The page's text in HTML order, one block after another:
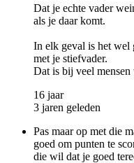
Dat je echte vader
als je daar komt.
In elk geval is het wel
met je stiefvader.
Dat is bij veel mensen
16 jaar
3 jaren geleden
Pas maar op met die
goed om punten te
die wil dat je goed